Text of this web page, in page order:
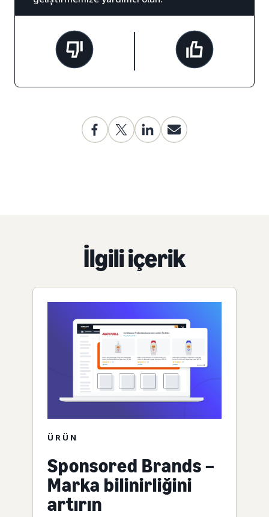
İlgili içerik
ÜRÜN
Sponsored Brands –
Marka bilinirliğini
artırın